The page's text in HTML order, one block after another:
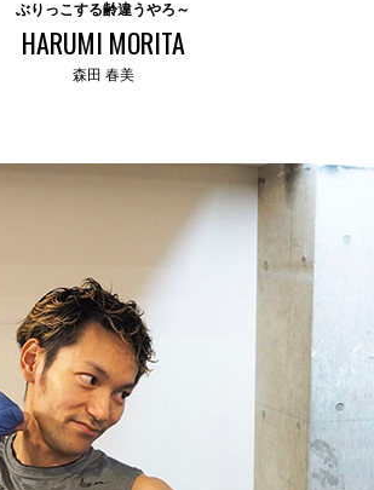
ぶりっこする齢違うやろ～
HARUMI MORITA
森田 春美